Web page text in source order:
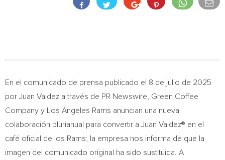
En el comunicado de prensa publicado el 8 de julio de 2025
por Juan Valdez a través de PR Newswire, Green Coffee
Company y Los Angeles Rams anuncian una nueva
colaboración plurianual para convertir a Juan Valdez® en el
café oficial de los Rams; la empresa nos informa de que la
imagen del comunicado original ha sido sustituida. A